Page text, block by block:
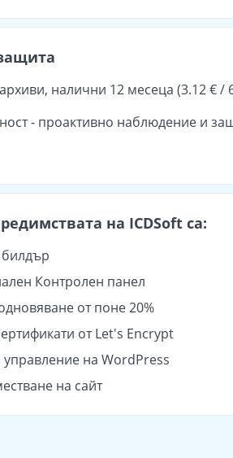
налични 12 месеца (3.12 € /
- проактивно наблюдение и
на ICDSoft са:
билдър
Контролен панел
от поне 20%
от Let's Encrypt
управление на WordPress
на сайт